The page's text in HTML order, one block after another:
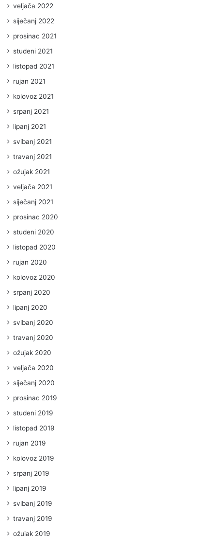
veljača 2022
siječanj 2022
prosinac 2021
studeni 2021
listopad 2021
rujan 2021
kolovoz 2021
srpanj 2021
lipanj 2021
svibanj 2021
travanj 2021
ožujak 2021
veljača 2021
siječanj 2021
prosinac 2020
studeni 2020
listopad 2020
rujan 2020
kolovoz 2020
srpanj 2020
lipanj 2020
svibanj 2020
travanj 2020
ožujak 2020
veljača 2020
siječanj 2020
prosinac 2019
studeni 2019
listopad 2019
rujan 2019
kolovoz 2019
srpanj 2019
lipanj 2019
svibanj 2019
travanj 2019
ožujak 2019